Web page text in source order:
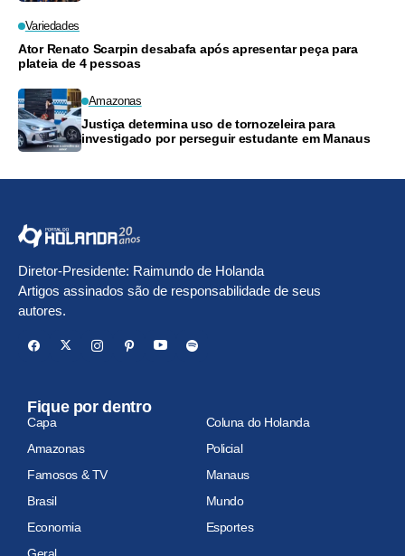
Variedades
Ator Renato Scarpin desabafa após apresentar peça para
plateia de 4 pessoas
Amazonas
Justiça determina uso de tornozeleira para
investigado por perseguir estudante em Manaus
Diretor-Presidente: Raimundo de Holanda
Artigos assinados são de responsabilidade de seus
autores.
Fique por dentro
Capa
Coluna do Holanda
Amazonas
Policial
Famosos & TV
Manaus
Brasil
Mundo
Economia
Esportes
Geral